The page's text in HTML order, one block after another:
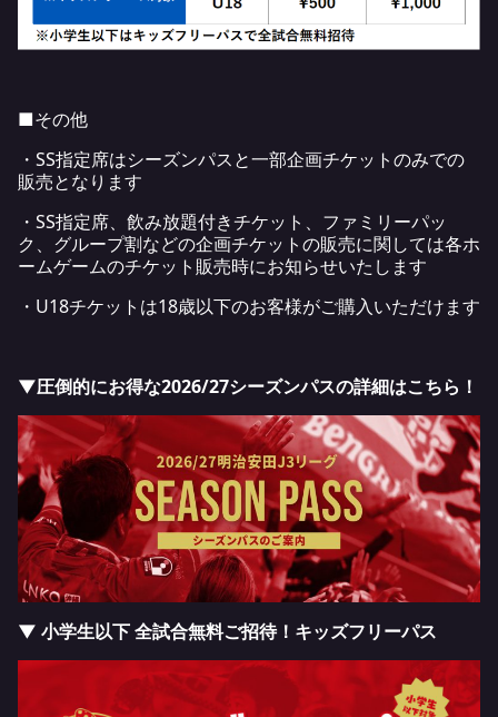
■その他
・SS指定席はシーズンパスと一部企画チケットのみでの
販売となります
・SS指定席、飲み放題付きチケット、ファミリーパッ
ク、グループ割などの企画チケットの販売に関しては各ホ
ームゲームのチケット販売時にお知らせいたします
・U18チケットは18歳以下のお客様がご購入いただけます
▼圧倒的にお得な2026/27シーズンパスの詳細はこちら！
▼ 小学生以下 全試合無料ご招待！キッズフリーパス